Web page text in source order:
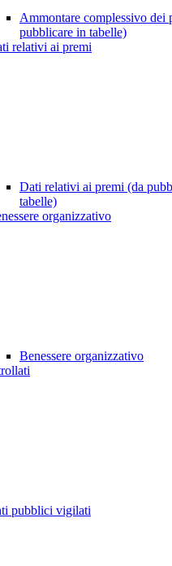
Ammontare complessivo dei
pubblicare in tabelle)
relativi ai premi
Dati relativi ai premi (da
tabelle)
organizzativo
Benessere organizzativo
pubblici vigilati